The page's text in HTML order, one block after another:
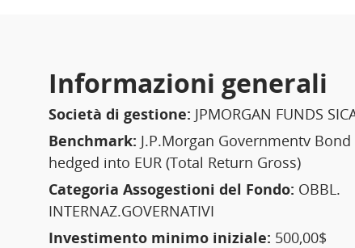
Informazioni generali
Società di gestione: JPMORGAN FUNDS
Benchmark: J.P.Morgan Governmentv
hedged into EUR (Total Return Gross)
Categoria Assogestioni del Fondo: OBBL.
INTERNAZ.GOVERNATIVI
Investimento minimo iniziale: 500,00$